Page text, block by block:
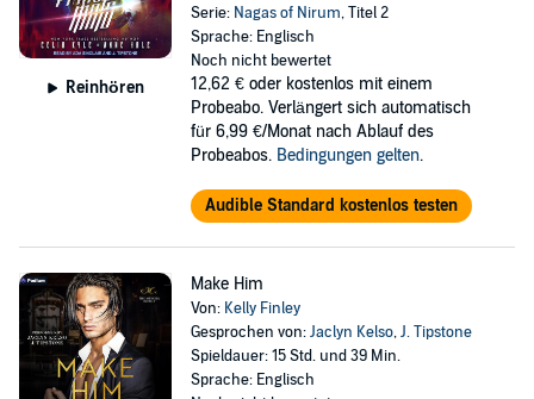
Reinhören
Serie: Nagas of Nirum, Titel 2
Sprache: Englisch
Noch nicht bewertet
12,62 € oder kostenlos mit einem
Probeabo. Verlängert sich automatisch
für 6,99 €/Monat nach Ablauf des
Probeabos. Bedingungen gelten.
Audible Standard kostenlos testen
Make Him
Von: Kelly Finley
Gesprochen von:Jaclyn Kelso,J. Tipstone
Spieldauer: 15 Std. und 39 Min.
Sprache: Englisch